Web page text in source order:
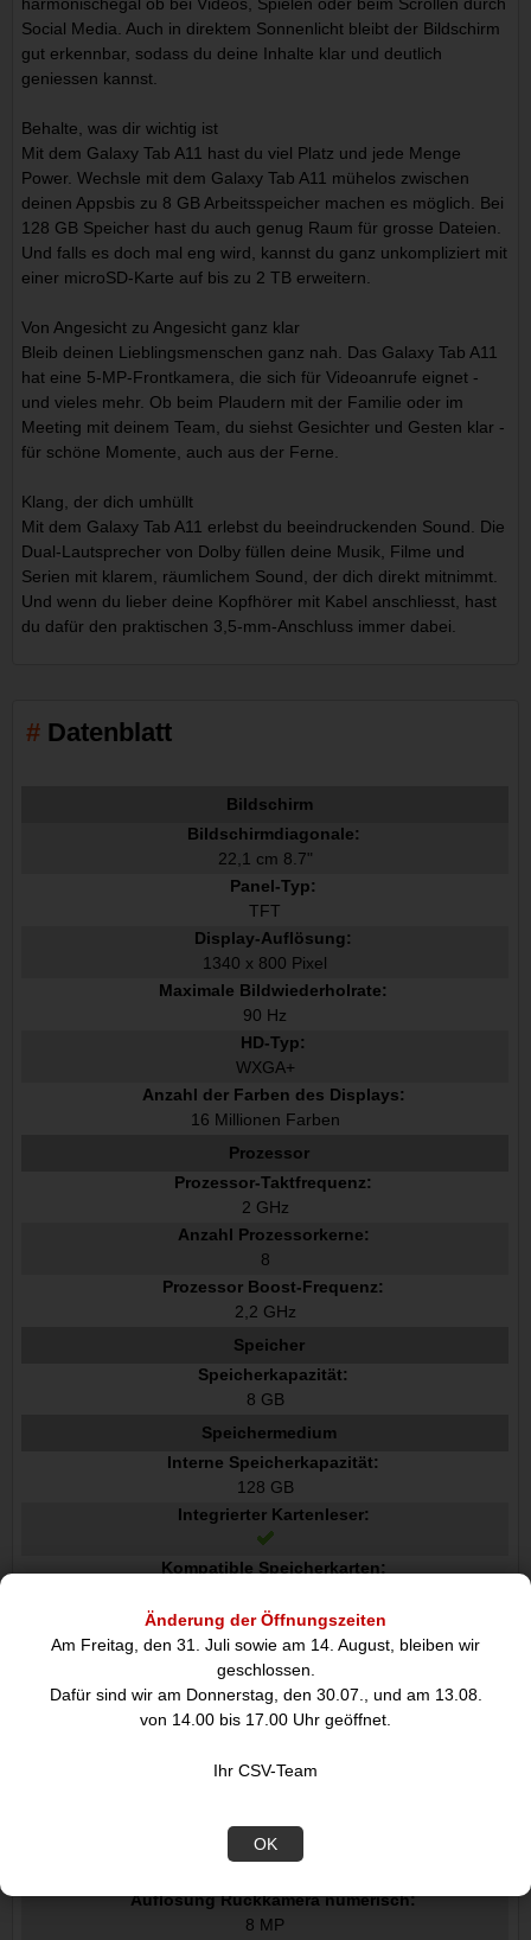
Änderung der Öffnungszeiten
Am Freitag, den 31. Juli sowie am 14. August, bleiben wir
geschlossen.
Dafür sind wir am Donnerstag, den 30.07., und am 13.08.
von 14.00 bis 17.00 Uhr geöffnet.
Ihr CSV-Team
OK
Social Media. Auch in direktem Sonnenlicht bleibt der Bildschirm
gut erkennbar, sodass du deine Inhalte klar und deutlich
geniessen kannst.
Behalte, was dir wichtig ist
Mit dem Galaxy Tab A11 hast du viel Platz und jede Menge
Power. Wechsle mit dem Galaxy Tab A11 mühelos zwischen
deinen Appsbis zu 8 GB Arbeitsspeicher machen es möglich. Bei
128 GB Speicher hast du auch genug Raum für grosse Dateien.
Und falls es doch mal eng wird, kannst du ganz unkompliziert mit
einer microSD-Karte auf bis zu 2 TB erweitern.
Von Angesicht zu Angesicht ganz klar
Bleib deinen Lieblingsmenschen ganz nah. Das Galaxy Tab A11
hat eine 5-MP-Frontkamera, die sich für Videoanrufe eignet -
und vieles mehr. Ob beim Plaudern mit der Familie oder im
Meeting mit deinem Team, du siehst Gesichter und Gesten klar -
für schöne Momente, auch aus der Ferne.
Klang, der dich umhüllt
Mit dem Galaxy Tab A11 erlebst du beeindruckenden Sound. Die
Dual-Lautsprecher von Dolby füllen deine Musik, Filme und
Serien mit klarem, räumlichem Sound, der dich direkt mitnimmt.
Und wenn du lieber deine Kopfhörer mit Kabel anschliesst, hast
du dafür den praktischen 3,5-mm-Anschluss immer dabei.
Datenblatt
Bildschirm
Bildschirmdiagonale:
22,1 cm 8.7"
Panel-Typ:
TFT
Display-Auflösung:
1340 x 800 Pixel
Maximale Bildwiederholrate:
90 Hz
HD-Typ:
WXGA+
Anzahl der Farben des Displays:
16 Millionen Farben
Prozessor
Prozessor-Taktfrequenz:
2 GHz
Anzahl Prozessorkerne:
8
Prozessor Boost-Frequenz:
2,2 GHz
Speicher
Speicherkapazität:
8 GB
Speichermedium
Interne Speicherkapazität:
128 GB
Integrierter Kartenleser:
Kompatible Speicherkarten:
Max. Speicherkartengröße:
2 TB
Audio
Anzahl eingebauter Lautsprecher:
Rückkamera-Typ:
Auflösung Rückkamera numerisch:
8 MP